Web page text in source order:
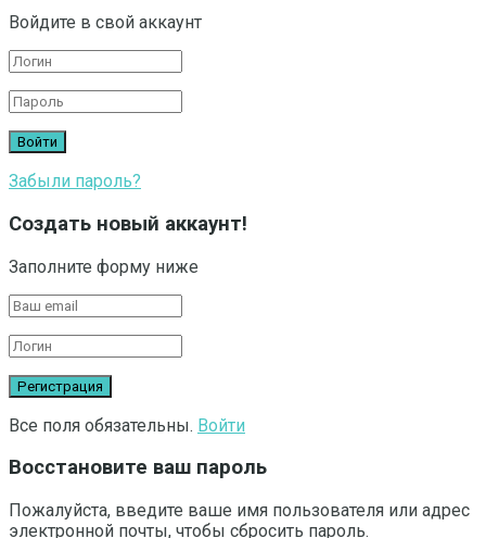
Войдите в свой аккаунт
Забыли пароль?
Создать новый аккаунт!
Заполните форму ниже
Все поля обязательны. Войти
Восстановите ваш пароль
Пожалуйста, введите ваше имя пользователя или адрес
электронной почты, чтобы сбросить пароль.